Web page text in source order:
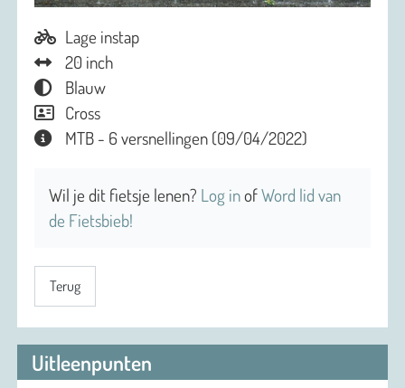
Lage instap
20 inch
Blauw
Cross
MTB - 6 versnellingen (09/04/2022)
Wil je dit fietsje lenen? Log inofWord lid van
de Fietsbieb!
Terug
Uitleenpunten